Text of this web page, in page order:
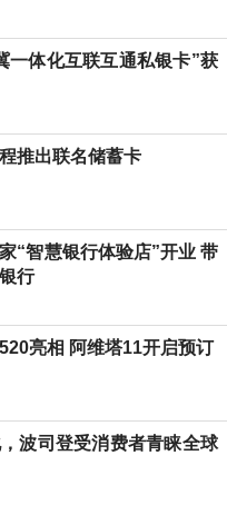
一体化互联互通私银卡”获
推出联名储蓄卡
“智慧银行体验店”开业 带
行
亮相 阿维塔11开启预订
波司登受消费者青睐全球